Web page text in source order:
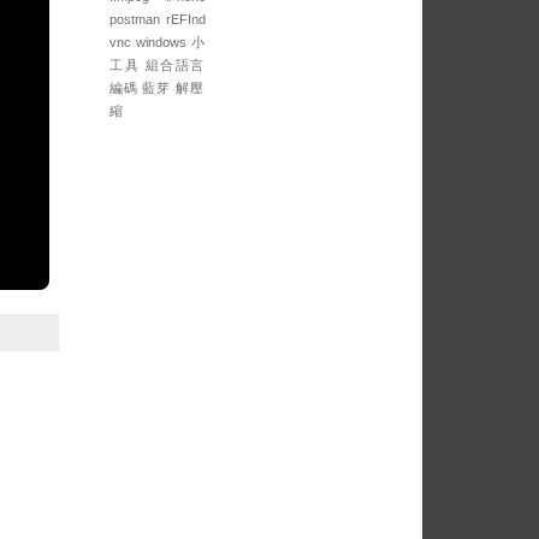
postman rEFInd
vnc windows 小
工具 組合語言
編碼 藍芽 解壓
縮